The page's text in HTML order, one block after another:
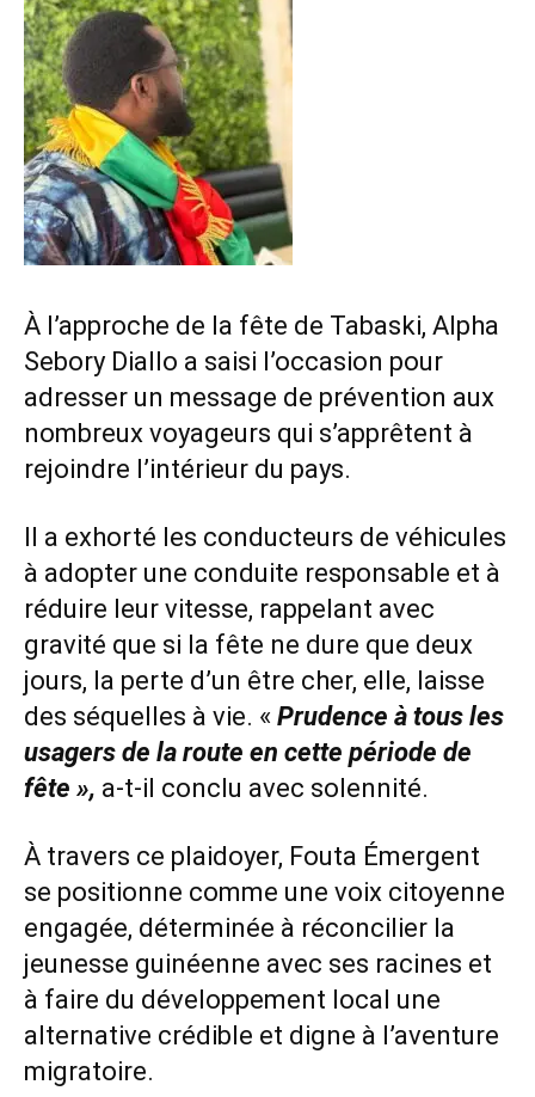
À l’approche de la fête de Tabaski, Alpha
Sebory Diallo a saisi l’occasion pour
adresser un message de prévention aux
nombreux voyageurs qui s’apprêtent à
rejoindre l’intérieur du pays.
Il a exhorté les conducteurs de véhicules
à adopter une conduite responsable et à
réduire leur vitesse, rappelant avec
gravité que si la fête ne dure que deux
jours, la perte d’un être cher, elle, laisse
des séquelles à vie. « Prudence à tous les
usagers de la route en cette période de
fête », a-t-il conclu avec solennité.
À travers ce plaidoyer, Fouta Émergent
se positionne comme une voix citoyenne
engagée, déterminée à réconcilier la
jeunesse guinéenne avec ses racines et
à faire du développement local une
alternative crédible et digne à l’aventure
migratoire.